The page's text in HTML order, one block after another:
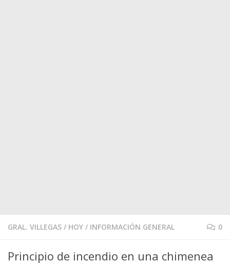
GRAL. VILLEGAS / HOY / INFORMACIÓN GENERAL 0
Principio de incendio en una chimenea